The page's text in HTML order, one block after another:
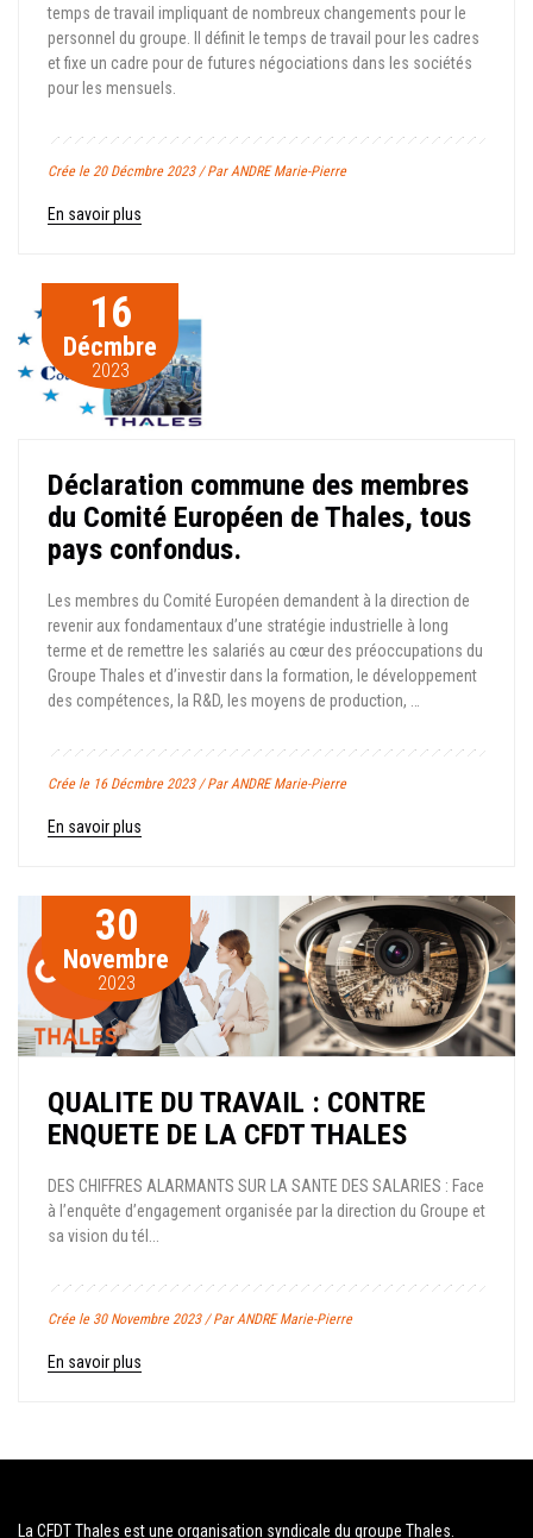
temps de travail impliquant de nombreux changements pour le
personnel du groupe. Il définit le temps de travail pour les cadres
et fixe un cadre pour de futures négociations dans les sociétés
pour les mensuels.
Crée le 20 Décmbre 2023 / Par ANDRE Marie-Pierre
En savoir plus
16
Décmbre
2023
Déclaration commune des membres
du Comité Européen de Thales, tous
pays confondus.
Les membres du Comité Européen demandent à la direction de
revenir aux fondamentaux d’une stratégie industrielle à long
terme et de remettre les salariés au cœur des préoccupations du
Groupe Thales et d’investir dans la formation, le développement
des compétences, la R&D, les moyens de production, …
Crée le 16 Décmbre 2023 / Par ANDRE Marie-Pierre
En savoir plus
30
Novembre
2023
QUALITE DU TRAVAIL : CONTRE
ENQUETE DE LA CFDT THALES
DES CHIFFRES ALARMANTS SUR LA SANTE DES SALARIES : Face
à l’enquête d’engagement organisée par la direction du Groupe et
sa vision du tél...
Crée le 30 Novembre 2023 / Par ANDRE Marie-Pierre
En savoir plus
La CFDT Thales est une organisation syndicale du groupe Thales.